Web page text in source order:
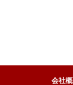
会社